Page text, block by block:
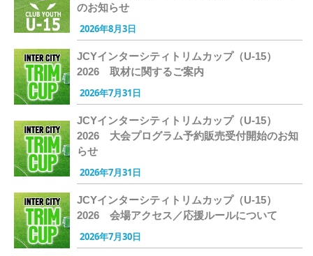
のお知らせ
2026年8月3日
JCYインターシティトリムカップ（U-15）
2026 取材に関するご案内
2026年7月31日
JCYインターシティトリムカップ（U-15）
2026 大会プログラム予約販売受付開始のお知
らせ
2026年7月31日
JCYインターシティトリムカップ（U-15）
2026 会場アクセス／応援ルールについて
2026年7月30日